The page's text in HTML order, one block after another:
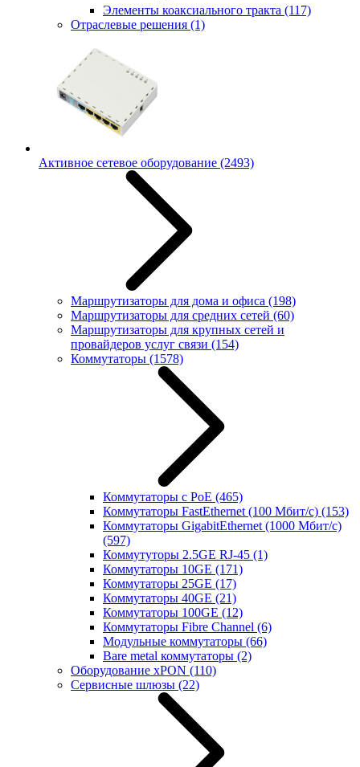
Элементы коаксиального тракта (117)
Отраслевые решения (1)
Активное сетевое оборудование (2493)
Маршрутизаторы для дома и офиса (198)
Маршрутизаторы для средних сетей (60)
Маршрутизаторы для крупных сетей и
провайдеров услуг связи (154)
Коммутаторы (1578)
Коммутаторы с PoE (465)
Коммутаторы FastEthernet (100 Мбит/с) (153)
Коммутаторы GigabitEthernet (1000 Мбит/с)
(597)
Коммутуторы 2.5GE RJ-45 (1)
Коммутаторы 10GE (171)
Коммутаторы 25GE (17)
Коммутаторы 40GE (21)
Коммутаторы 100GE (12)
Коммутаторы Fibre Channel (6)
Модульные коммутаторы (66)
Bare metal коммутаторы (2)
Оборудование xPON (110)
Сервисные шлюзы (22)